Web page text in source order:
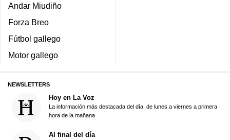
Andar Miudiño
Forza Breo
Fútbol gallego
Motor gallego
NEWSLETTERS
Hoy en La Voz
La información más destacada del día, de lunes a viernes a primera
hora de la mañana
Al final del día